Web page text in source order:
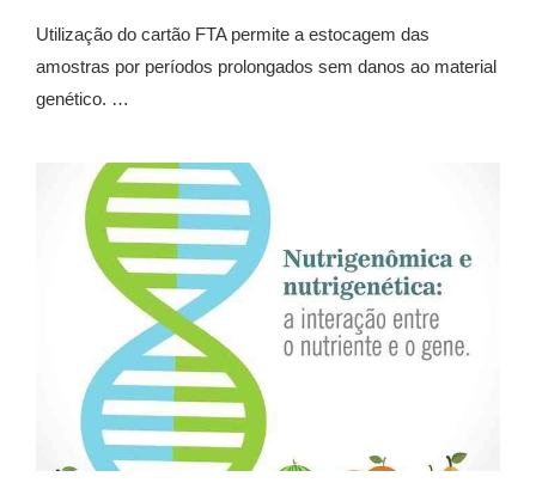
Utilização do cartão FTA permite a estocagem das
amostras por períodos prolongados sem danos ao material
genético. …